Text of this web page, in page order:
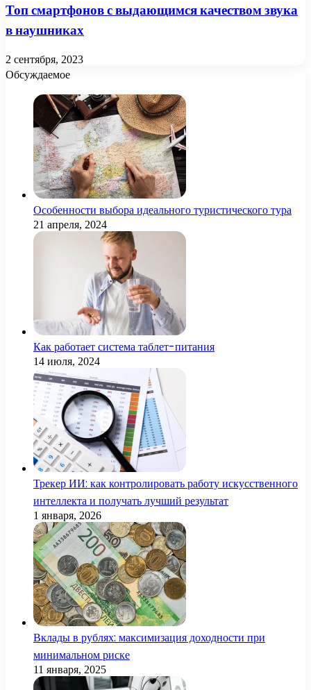
Топ смартфонов с выдающимся качеством звука
в наушниках
2 сентября, 2023
Обсуждаемое
Особенности выбора идеального туристического тура
21 апреля, 2024
Как работает система таблет-питания
14 июля, 2024
Трекер ИИ: как контролировать работу искусственного
интеллекта и получать лучший результат
1 января, 2026
Вклады в рублях: максимизация доходности при
минимальном риске
11 января, 2025